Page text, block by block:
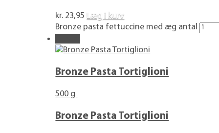
kr. 23,95 Læg i kurv
Bronze pasta fettuccine med æg antal
Bronze Pasta Tortiglioni
500 g
Bronze Pasta Tortiglioni